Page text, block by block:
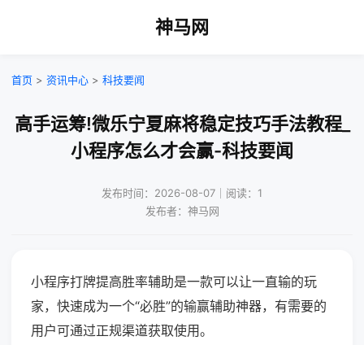
神马网
首页 > 资讯中心 > 科技要闻
高手运筹!微乐宁夏麻将稳定技巧手法教程_
小程序怎么才会赢-科技要闻
发布时间：2026-08-07｜阅读：1
发布者：神马网
小程序打牌提高胜率辅助是一款可以让一直输的玩
家，快速成为一个“必胜”的输赢辅助神器，有需要的
用户可通过正规渠道获取使用。